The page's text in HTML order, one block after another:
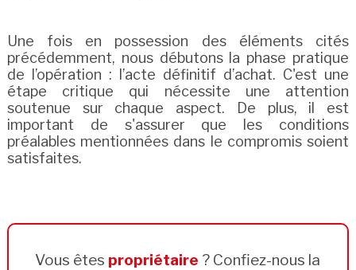
Une fois en possession des éléments cités
précédemment, nous débutons la phase pratique
de l’opération : l’acte définitif d’achat. C'est une
étape critique qui nécessite une attention
soutenue sur chaque aspect. De plus, il est
important de s'assurer que les conditions
préalables mentionnées dans le compromis soient
satisfaites.
Vous êtes propriétaire ? Confiez-nous la